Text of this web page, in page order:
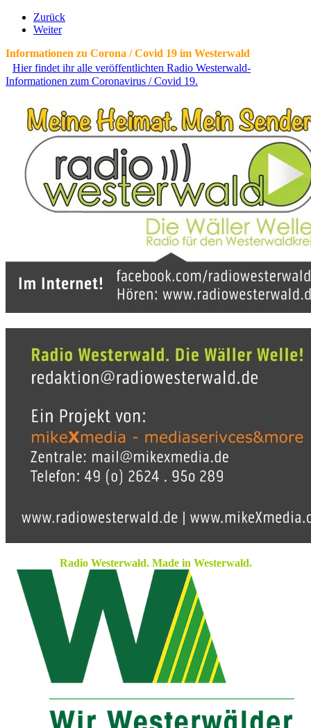
Zurück
Weiter
Informationen zu Corona / Covid 19 im Westerwald
Hier findet ihr alle veröffentlichten Radio Westerwald-
Informationen zum Coronavirus / Covid 19.
Radio Westerwald. Made in Westerwald.